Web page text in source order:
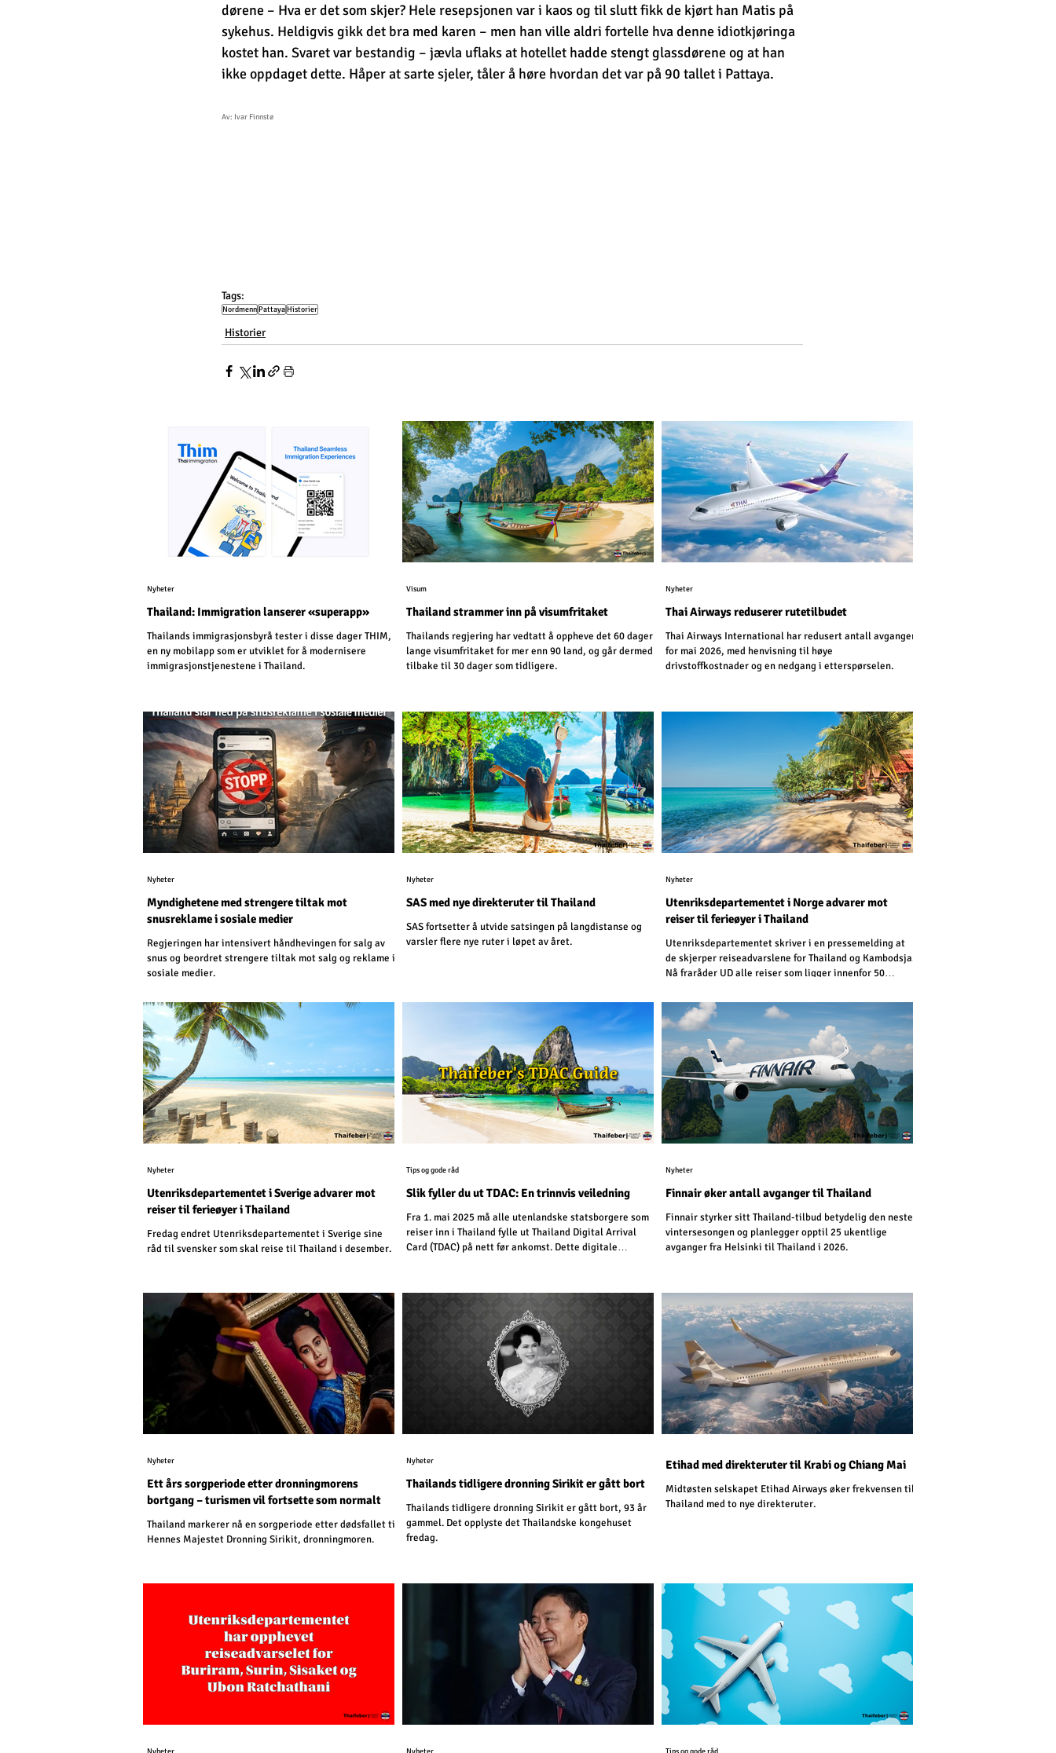
dørene – Hva er det som skjer? Hele resepsjonen var i kaos og til slutt fikk de kjørt han Matis på
sykehus. Heldigvis gikk det bra med karen – men han ville aldri fortelle hva denne idiotkjøringa
kostet han. Svaret var bestandig – jævla uflaks at hotellet hadde stengt glassdørene og at han
ikke oppdaget dette. Håper at sarte sjeler, tåler å høre hvordan det var på 90 tallet i Pattaya.
Av: Ivar Finnstø
Tags:
NordmennPattayaHistorier
Historier
Thailand: Immigration lanserer «superapp»
Thailands immigrasjonsbyrå tester i disse dager THIM,
en ny mobilapp som er utviklet for å modernisere
immigrasjonstjenestene i Thailand.
Nyheter
Thailand strammer inn på visumfritaket
Thailands regjering har vedtatt å oppheve det 60 dager
lange visumfritaket for mer enn 90 land, og går dermed
tilbake til 30 dager som tidligere.
Visum
Thai Airways reduserer rutetilbudet
Thai Airways International har redusert antall avganger
for mai 2026, med henvisning til høye
drivstoffkostnader og en nedgang i etterspørselen.
Nyheter
Myndighetene med strengere tiltak mot
snusreklame i sosiale medier
Regjeringen har intensivert håndhevingen for salg av
snus og beordret strengere tiltak mot salg og reklame i
sosiale medier.
Nyheter
SAS med nye direkteruter til Thailand
SAS fortsetter å utvide satsingen på langdistanse og
varsler flere nye ruter i løpet av året.
Nyheter
Utenriksdepartementet i Norge advarer mot
reiser til ferieøyer i Thailand
Utenriksdepartementet skriver i en pressemelding at
de skjerper reiseadvarslene for Thailand og Kambodsja.
Nå fraråder UD alle reiser som ligger innenfor 50
Kambodsja. Den forrige reiseadvarselen gjaldt for 20
kilometer fra grensen.
Nyheter
Utenriksdepartementet i Sverige advarer mot
reiser til ferieøyer i Thailand
Fredag endret Utenriksdepartementet i Sverige sine
råd til svensker som skal reise til Thailand i desember.
Nyheter
Slik fyller du ut TDAC: En trinnvis veiledning
Fra 1. mai 2025 må alle utenlandske statsborgere som
reiser inn i Thailand fylle ut Thailand Digital Arrival
Card (TDAC) på nett før ankomst. Dette digitale
Tips og gode råd
Finnair øker antall avganger til Thailand
Finnair styrker sitt Thailand-tilbud betydelig den neste
vintersesongen og planlegger opptil 25 ukentlige
avganger fra Helsinki til Thailand i 2026.
Nyheter
Ett års sorgperiode etter dronningmorens
bortgang – turismen vil fortsette som normalt
Thailand markerer nå en sorgperiode etter dødsfallet til
Hennes Majestet Dronning Sirikit, dronningmoren.
Nyheter
Thailands tidligere dronning Sirikit er gått bort
Thailands tidligere dronning Sirikit er gått bort, 93 år
gammel. Det opplyste det Thailandske kongehuset
fredag.
Nyheter Etihad med direkteruter til Krabi og Chiang Mai
Midtøsten selskapet Etihad Airways øker frekvensen til
Thailand med to nye direkteruter.